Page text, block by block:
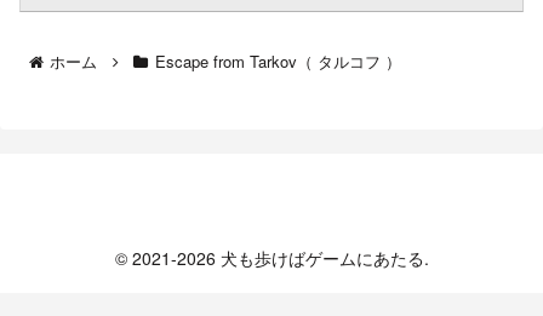
ホーム Escape from Tarkov（ タルコフ ）
© 2021-2026 犬も歩けばゲームにあたる.